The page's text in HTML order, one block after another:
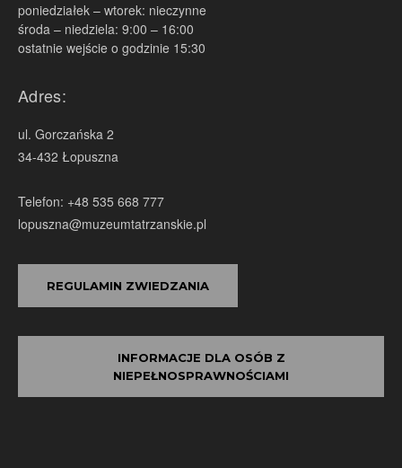
poniedziałek – wtorek: nieczynne
środa – niedziela: 9:00 – 16:00
ostatnie wejście o godzinie 15:30
Adres:
ul. Gorczańska 2
34-432 Łopuszna
Telefon: +48 535 668 777
lopuszna@muzeumtatrzanskie.pl
REGULAMIN ZWIEDZANIA
INFORMACJE DLA OSÓB Z
NIEPEŁNOSPRAWNOŚCIAMI